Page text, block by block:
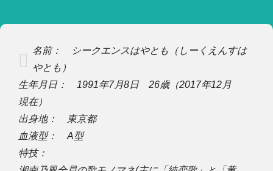
名前： シークエンスはやとも（しーくえんすは
やとも）
生年月日： 1991年7月8日 26歳（2017年12月
現在）
出身地： 東京都
血液型： A型
特技：